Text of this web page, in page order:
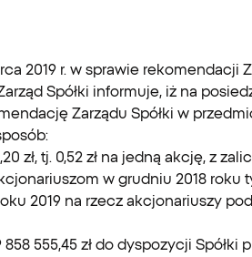
2019 r. w sprawie rekomendacji
Spółki informuje, iż na
Zarządu Spółki w
zł, tj. 0,52 zł na jedną akcję, z
w grudniu 2018
2019 na rzecz akcjonariuszy
555,45 zł do dyspozycji Spółki